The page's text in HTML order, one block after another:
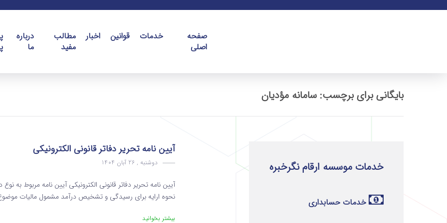
صفحه
اصلی
خدمات قوانین اخبار
مطالب
مفید
درباره
ما
بایگانی برای برچسب: سامانه مؤدیان
آیین نامه تحریر دفاتر قانونی الکترونیکی
دوشنبه , 26 آبان 1404
آیین نامه تحریر دفاتر قانونی الکترونیکی آیین نامه مربوط به
نحوه ارایه برای رسیدگی و تشخیص درآمد مشمول مالیات موضوع ماده ۹۵ قانون مالیاتهای مستقیم (
بیشتر بخوانید
خدمات موسسه ارقام نگرخبره
خدمات حسابداری